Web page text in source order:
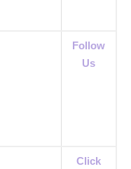
Follow
Us
Click